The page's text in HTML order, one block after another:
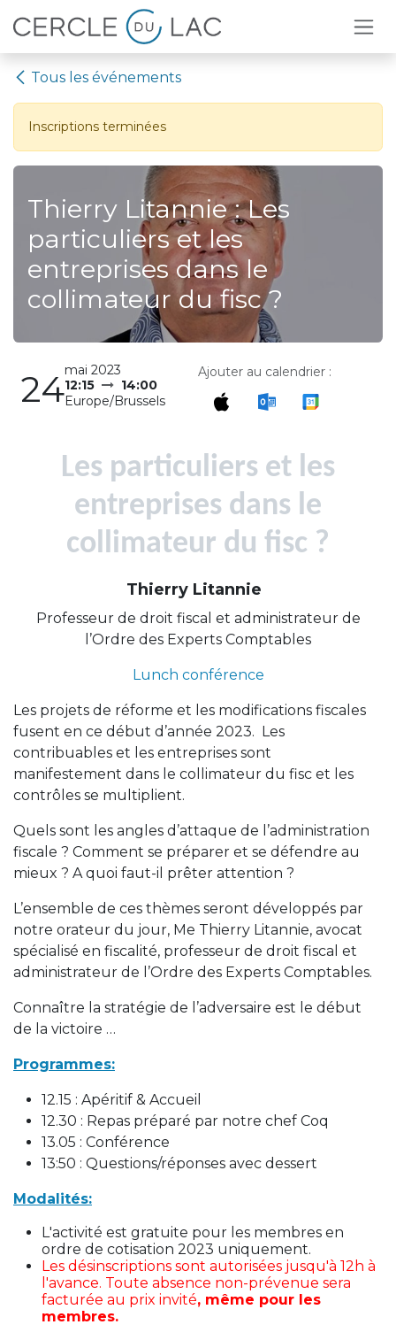
Se rendre au contenu
Tous les événements
Inscriptions terminées
Thierry Litannie : Les
particuliers et les
entreprises dans le
collimateur du fisc ?
24mai 2023
12:15
14:00
Europe/Brussels
Ajouter au calendrier :
Les particuliers et les
entreprises dans le
collimateur du fisc ?
Thierry Litannie
Professeur de droit fiscal et administrateur de
l’Ordre des Experts Comptables
Lunch conférence
Les projets de réforme et les modifications fiscales
fusent en ce début d’année 2023. Les
contribuables et les entreprises sont
manifestement dans le collimateur du fisc et les
contrôles se multiplient.
Quels sont les angles d’attaque de l’administration
fiscale ? Comment se préparer et se défendre au
mieux ? A quoi faut-il prêter attention ?
L’ensemble de ces thèmes seront développés par
notre orateur du jour, Me Thierry Litannie, avocat
spécialisé en fiscalité, professeur de droit fiscal et
administrateur de l’Ordre des Experts Comptables.
Connaître la stratégie de l’adversaire est le début
de la victoire …
Programmes:
12.15 : Apéritif & Accueil
12.30 : Repas préparé par notre chef Coq
13.05 : Conférence
13:50 : Questions/réponses avec dessert
Modalités:
L'activité est gratuite pour les membres en
ordre de cotisation 2023 uniquement.
Les désinscriptions sont autorisées jusqu'à 12h à
l'avance. Toute absence non-prévenue sera
facturée au prix invité, même pour les
membres.